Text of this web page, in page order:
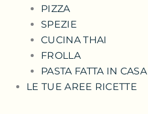
PIZZA
SPEZIE
CUCINA THAI
FROLLA
PASTA FATTA IN CASA
LE TUE AREE RICETTE